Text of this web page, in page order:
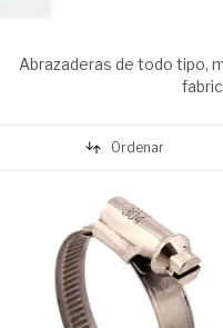
Abrazaderas de todo tipo,
Ordenar